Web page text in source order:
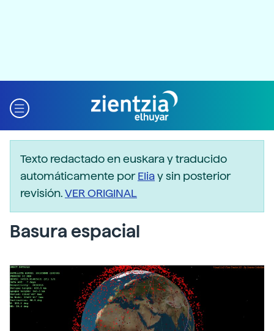
Texto redactado en euskara y traducido
automáticamente porEliay sin posterior
revisión.VER ORIGINAL
Basura espacial